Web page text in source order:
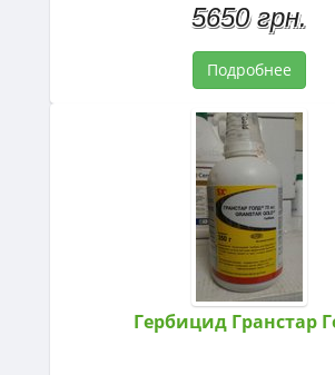
5650 грн.
Подробнее
Гербицид Гранстар